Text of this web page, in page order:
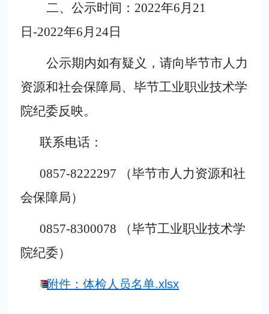
二、公示时间： 2022年6月 21
日 -2022年6月 24日
公示期内如有疑义，请向毕节市人力
资源和社会保障局、毕节工业职业技术学
院纪委反映。
联系电话：
0857-8222297
（毕节市人力资源和社
会保障局）
0857-8300078
（毕节工业职业技术学
院纪委）
附件：体检人员名单.xlsx